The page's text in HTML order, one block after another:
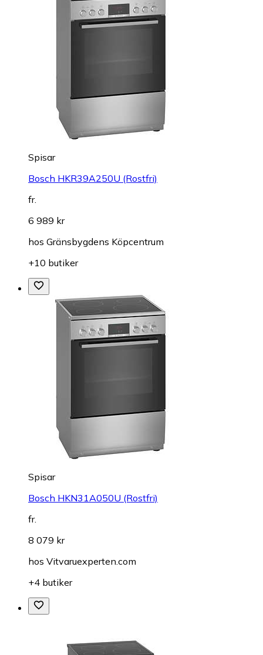
Spisar
Bosch HKR39A250U (Rostfri)
fr.
6 989 kr
hos Gränsbygdens Köpcentrum
+10 butiker
Spisar
Bosch HKN31A050U (Rostfri)
fr.
8 079 kr
hos Vitvaruexperten.com
+4 butiker